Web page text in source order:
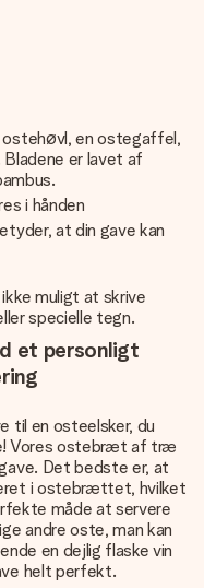
en ostegaffel,
er lavet af
i hånden
at din gave kan
muligt at skrive
specielle tegn.
et personligt
til en osteelsker, du
Vores ostebræt af træ
Det bedste er, at
i ostebrættet, hvilket
måde at servere
andre oste, man kan
en dejlig flaske vin
helt perfekt.